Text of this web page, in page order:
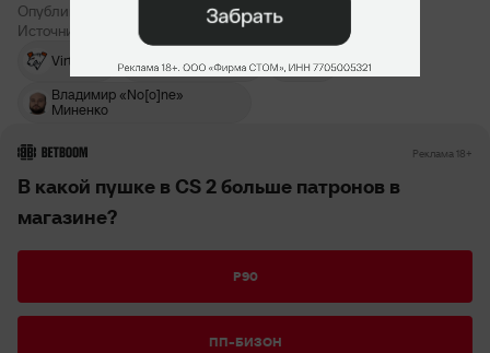
Опубликовано:
Константин Семёнов
Источник:
Virtus.pro
Virtus.pro
International
Valve
Владимир «No[o]ne»
Миненко
Реклама 18+
В какой пушке в CS 2 больше патронов в
магазине?
P90
ПП-БИЗОН